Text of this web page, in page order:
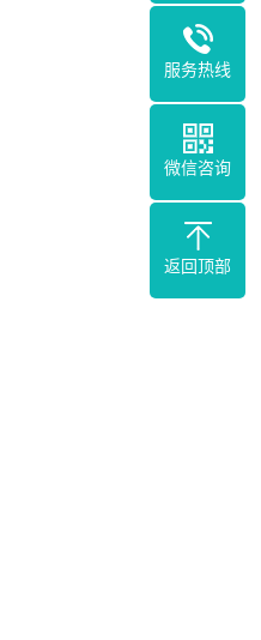
服务热线
微信咨询
返回顶部